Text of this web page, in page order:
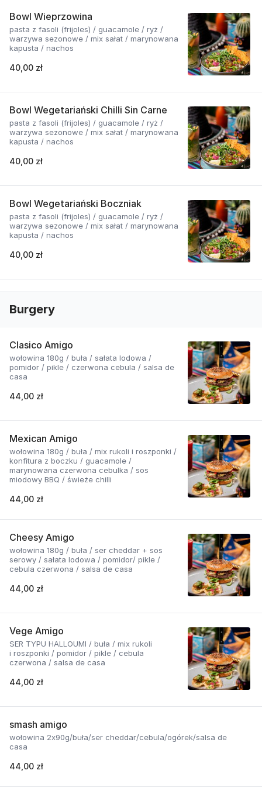
Bowl Wieprzowina
pasta z fasoli (frijoles) / guacamole / ryż /
warzywa sezonowe / mix sałat / marynowana
kapusta / nachos
40,00 zł
Bowl Wegetariański Chilli Sin Carne
pasta z fasoli (frijoles) / guacamole / ryż /
warzywa sezonowe / mix sałat / marynowana
kapusta / nachos
40,00 zł
Bowl Wegetariański Boczniak
pasta z fasoli (frijoles) / guacamole / ryż /
warzywa sezonowe / mix sałat / marynowana
kapusta / nachos
40,00 zł
Burgery
Clasico Amigo
wołowina 180g / buła / sałata lodowa /
pomidor / pikle / czerwona cebula / salsa de
casa
44,00 zł
Mexican Amigo
wołowina 180g / buła / mix rukoli i roszponki /
konfitura z boczku / guacamole /
marynowana czerwona cebulka / sos
miodowy BBQ / świeże chilli
44,00 zł
Cheesy Amigo
wołowina 180g / buła / ser cheddar + sos
serowy / sałata lodowa / pomidor/ pikle /
cebula czerwona / salsa de casa
44,00 zł
Vege Amigo
SER TYPU HALLOUMI / buła / mix rukoli
i roszponki / pomidor / pikle / cebula
czerwona / salsa de casa
44,00 zł
smash amigo
wołowina 2x90g/buła/ser cheddar/cebula/ogórek/salsa de
casa
44,00 zł